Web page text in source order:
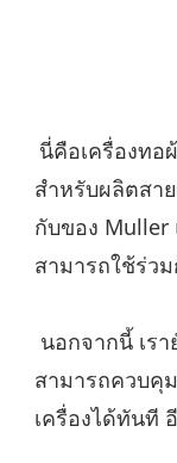
นี่คือเครื่องทอ
สำหรับผลิตสา
กับของ Muller
สามารถใช้ร่ว
สามารถควบคุ
เครื่องได้ทันที